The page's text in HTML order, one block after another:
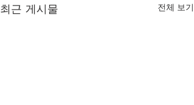
최근 게시물 전체 보기